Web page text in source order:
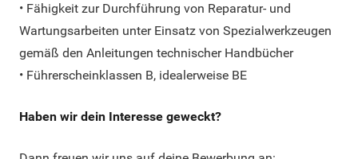
• Fähigkeit zur Durchführung von Reparatur- und
Wartungsarbeiten unter Einsatz von Spezialwerkzeugen
gemäß den Anleitungen technischer Handbücher
• Führerscheinklassen B, idealerweise BE
Haben wir dein Interesse geweckt?